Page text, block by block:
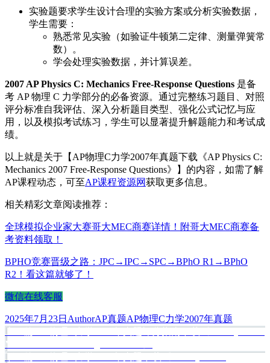
实验题要求学生设计合理的实验方案或分析实验数据，
学生需要：
熟悉常见实验（如验证牛顿第二定律、测量弹簧常
数）。
学会处理实验数据，并计算误差。
2007 AP Physics C: Mechanics Free-Response Questions 是备
考 AP 物理 C 力学部分的必备资源。通过完整练习题目、对照
评分标准自我评估、深入分析题目类型、强化公式记忆与应
用，以及模拟考试练习，学生可以显著提升解题能力和考试成
绩。
以上就是关于【AP物理C力学2007年真题下载《AP Physics C:
Mechanics 2007 Free-Response Questions》】的内容，如需了解
AP课程动态，可至AP课程资源网获取更多信息。
相关精彩文章阅读推荐：
全球模拟企业家大赛哥大MEC商赛详情！附哥大MEC商赛备
考资料领取！
BPHO竞赛晋级之路：JPC→IPC→SPC→BPhO R1→BPhO
R2！看这篇就够了！
微信在线客服
发
布
于
2025年7月23日 作
者
Author分
类
AP真题标
签
AP物理C力学2007年真题
文
章
上
文
Mechanics 2007 Scoring Guidelines》
下一篇
下